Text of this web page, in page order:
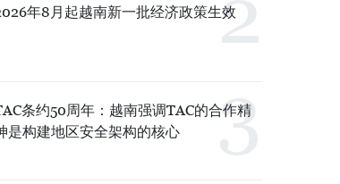
年8月起越南新一批经济政策生效
条约50周年：越南强调TAC的合作精
是构建地区安全架构的核心